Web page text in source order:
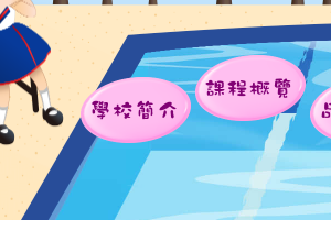
學校簡介
課程概覽